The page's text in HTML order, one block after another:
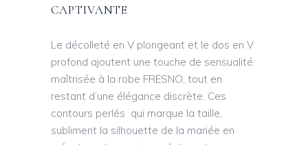
CAPTIVANTE
Le décolleté en V plongeant et le dos en V
profond ajoutent une touche de sensualité
maîtrisée à la robe FRESNO, tout en
restant d’une élégance discrète. Ces
contours perlés qui marque la taille,
subliment la silhouette de la mariée en